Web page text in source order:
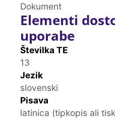
Dokument
Elementi
uporabe
Številka TE
13
Jezik
slovenski
Pisava
latinica (tipkopis ali